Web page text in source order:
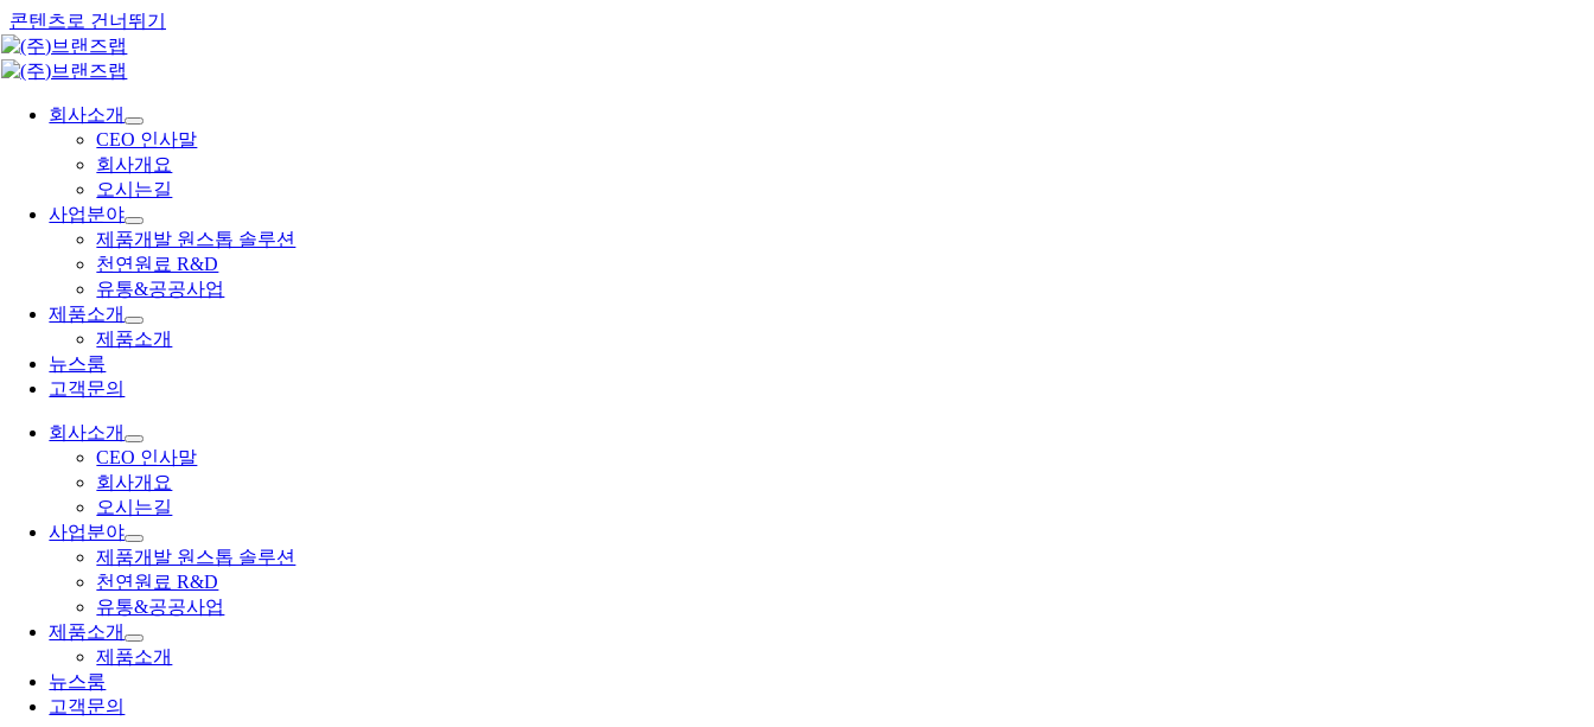
콘텐츠로 건너뛰기
회사소개
CEO 인사말
회사개요
오시는길
사업분야
제품개발 원스톱 솔루션
천연원료 R&D
유통&공공사업
제품소개
제품소개
뉴스룸
고객문의
회사소개
CEO 인사말
회사개요
오시는길
사업분야
제품개발 원스톱 솔루션
천연원료 R&D
유통&공공사업
제품소개
제품소개
뉴스룸
고객문의